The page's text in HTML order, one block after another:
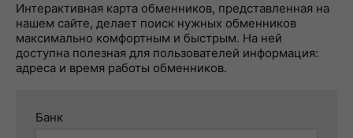
Интерактивная карта обменников, представленная на
нашем сайте, делает поиск нужных обменников
максимально комфортным и быстрым. На ней
доступна полезная для пользователей информация:
адреса и время работы обменников.
Банк